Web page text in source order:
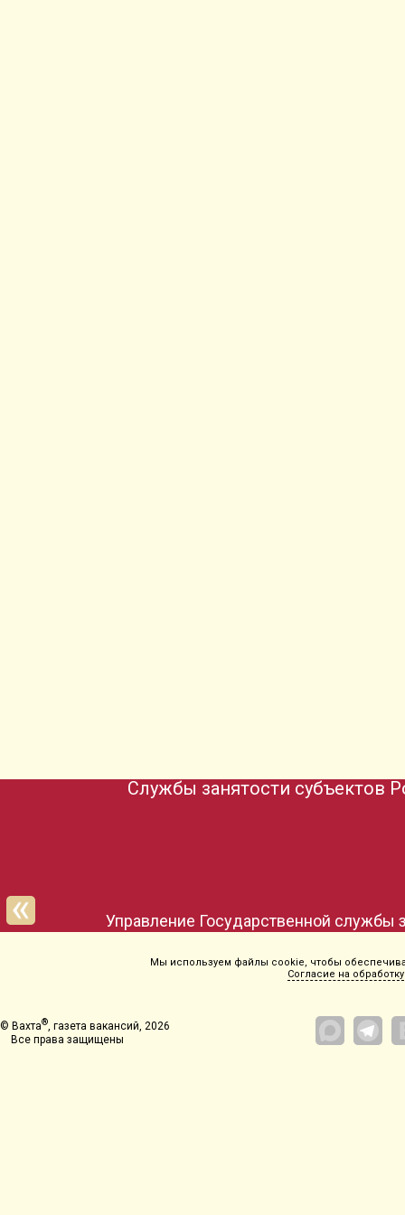
Управление Государственной службы
Службы занятости субъектов
Мы используем файлы cookie, чтобы
Согласие на обработку
© Вахта® , газета вакансий, 2026
Все права защищены